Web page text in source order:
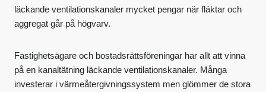
läckande ventilationskanaler mycket pengar när fläktar och
aggregat går på högvarv.
Fastighetsägare och bostadsrättsföreningar har allt att vinna
på en kanaltätning läckande ventilationskanaler. Många
investerar i värmeåtergivningssystem men glömmer de stora